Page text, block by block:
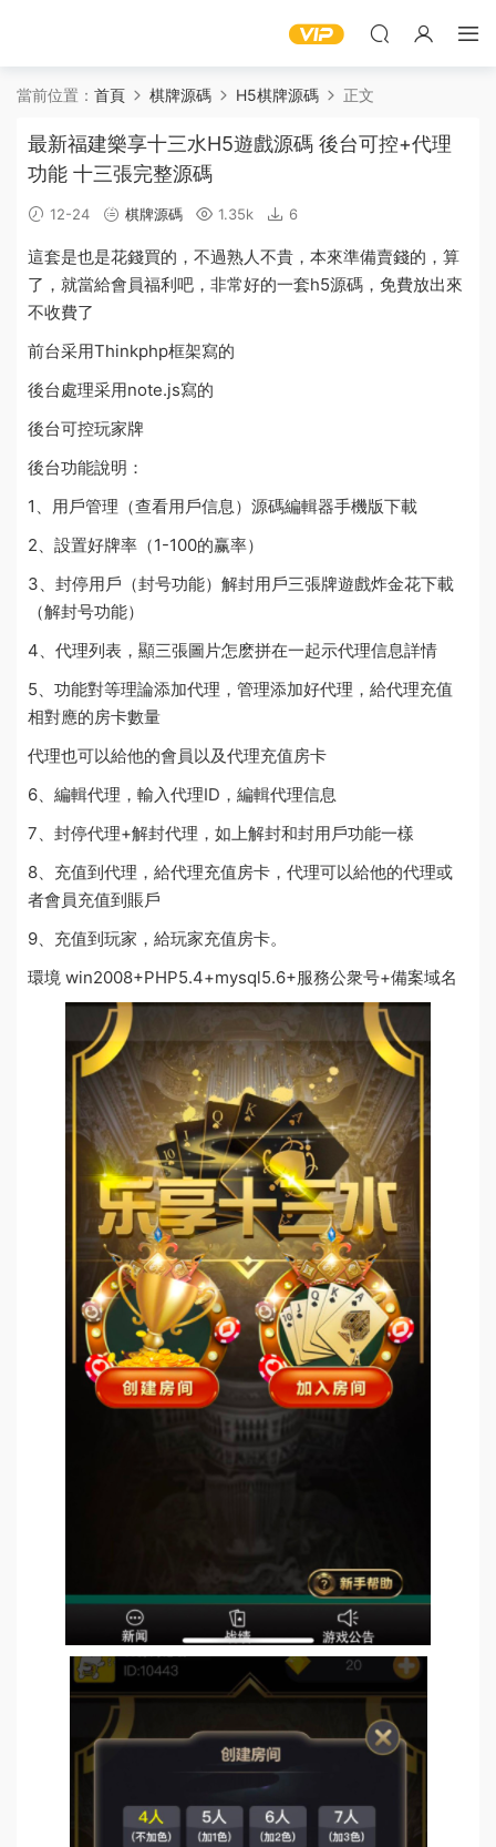
當前位置： 首頁 棋牌源碼 H5棋牌源碼 正文
最新福建樂享十三水H5遊戲源碼 後台可控+代理
功能 十三張完整源碼
12-24 棋牌源碼 1.35k 6
這套是也是花錢買的，不過熟人不貴，本來準備賣錢的，算
了，就當給會員福利吧，非常好的一套h5源碼 ，免費放出來
不收費了
前台采用Thinkphp框架寫的
後台處理采用note.js寫的
後台可控玩家牌
後台功能說明：
1、用戶管理（查看用戶信息） 源碼編輯器手機版下載
2、設置好牌率（1-100的赢率）
3、封停用戶（封号功能）解封用戶三張牌遊戲炸金花下載
（解封号功能）
4、代理列表，顯三張圖片怎麽拼在一起示代理信息詳情
5、 功能對等理論添加代理，管理添加好代理，給代理充值
相對應的房卡數量
代理也可以給他的會員以及代理充值房卡
6、編輯代理，輸入代理ID，編輯代理信息
7、封停代理+解封代理，如上解封和封用戶功能一樣
8、充值到代理，給代理充值房卡，代理可以給他的代理或
者會員充值到賬戶
9、充值到玩家，給玩家充值房卡。
環境 win2008+PHP5.4+mysql5.6+服務公衆号+備案域名